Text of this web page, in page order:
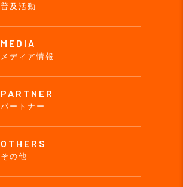
普及活動
MEDIA
メディア情報
PARTNER
パートナー
OTHERS
その他